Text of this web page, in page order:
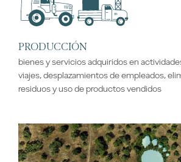
PRODUCCIÓN
bienes y servicios adquiridos en
viajes, desplazamientos de empleados,
residuos y uso de productos vendidos